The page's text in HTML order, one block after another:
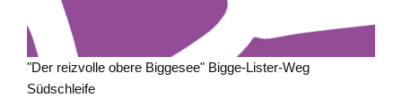
"Der reizvolle obere Biggesee" Bigge-Lister-Weg
Südschleife